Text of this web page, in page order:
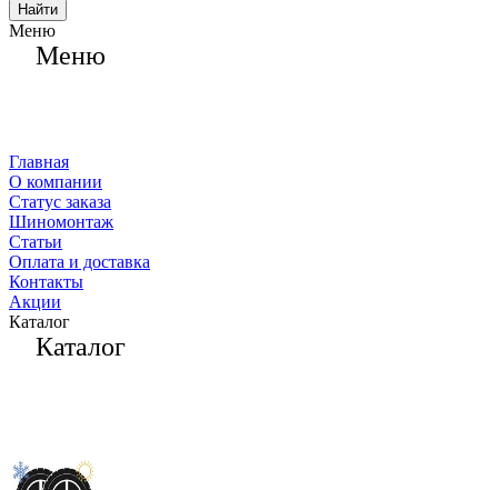
Найти
Меню
Меню
Главная
О компании
Статус заказа
Шиномонтаж
Статьи
Оплата и доставка
Контакты
Акции
Каталог
Каталог